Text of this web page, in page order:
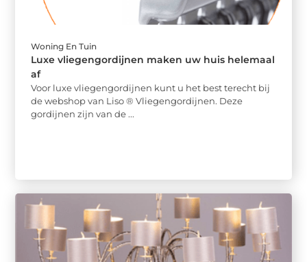
Woning En Tuin
Luxe vliegengordijnen maken uw huis helemaal
af
Voor luxe vliegengordijnen kunt u het best terecht bij
de webshop van Liso ® Vliegengordijnen. Deze
gordijnen zijn van de ...